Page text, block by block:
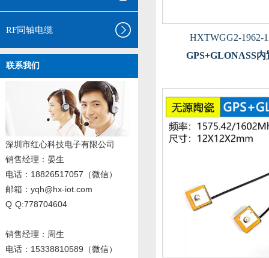
RF同轴电缆
联系我们
深圳市红心科技电子有限公司
销售经理 ：晏生
电话：18826517057（微信）
邮箱：yqh@hx-iot.com
Q Q:778704604
销售经理：周生
电话 ：15338810589 （微信）
HXTWGG2-1962-
GPS+GLONASS